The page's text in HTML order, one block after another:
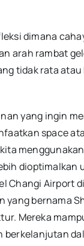
dimana
arah rambat
tidak rata atau
yang ingin
space
Changi Airport
bernama
Mereka